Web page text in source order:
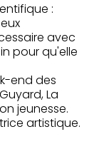
:
avec
pour qu'elle
end des
La
jeunesse.
artistique.